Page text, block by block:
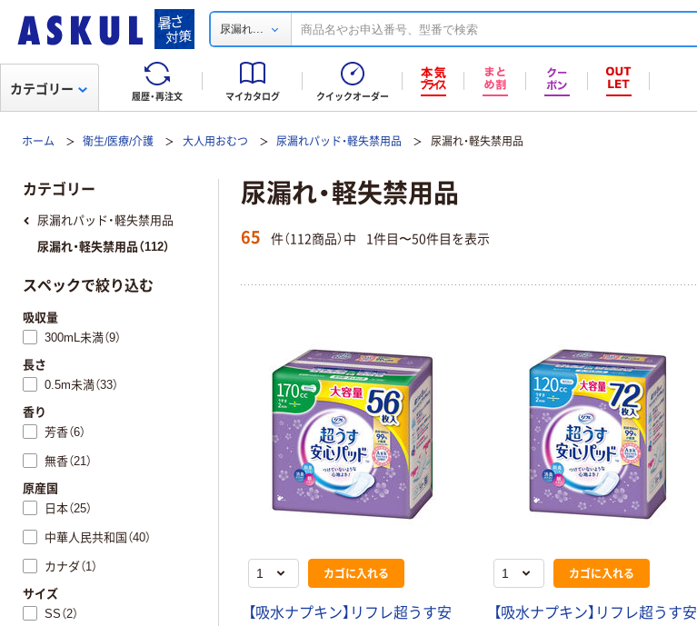
尿漏れ...
履歴・再注文 マイカタログ クイックオーダー
カテゴリー
ホーム 衛生/医療/介護 大人用おむつ 尿漏れパッド・軽失禁用品 尿漏れ・軽失禁用品
尿漏れ・軽失禁用品
65 件（112商品）中 1件目〜50件目を表示
カゴに入れる
【吸水ナプキン】リフレ超うす安
カゴに入れる
【吸水ナプキン】リフレ超うす安
カテゴリー
尿漏れパッド・軽失禁用品
尿漏れ・軽失禁用品（112）
スペックで絞り込む
吸収量
300mL未満（9）
長さ
0.5m未満（33）
香り
芳香（6）
無香（21）
原産国
日本（25）
中華人民共和国（40）
カナダ（1）
サイズ
SS（2）